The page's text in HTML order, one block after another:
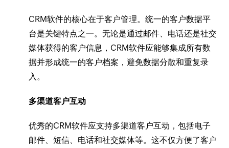
CRM软件的核心在于客户管理。统一的客户数据平
台是关键特点之一。无论是通过邮件、电话还是社交
媒体获得的客户信息，CRM软件应能够集成所有数
据并形成统一的客户档案，避免数据分散和重复录
入。
多渠道客户互动
优秀的CRM软件应支持多渠道客户互动，包括电子
邮件、短信、电话和社交媒体等。这不仅方便了客户